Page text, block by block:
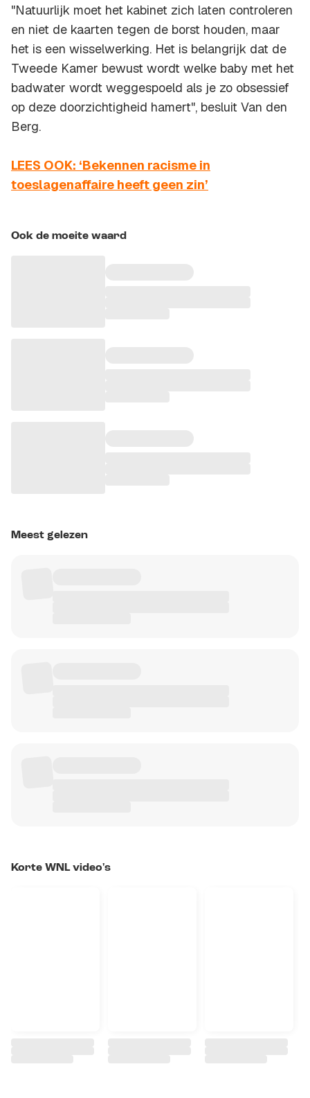
"Natuurlijk moet het kabinet zich laten controleren
en niet de kaarten tegen de borst houden, maar
het is een wisselwerking. Het is belangrijk dat de
Tweede Kamer bewust wordt welke baby met het
badwater wordt weggespoeld als je zo obsessief
op deze doorzichtigheid hamert", besluit Van den
Berg.
LEES OOK: ‘Bekennen racisme in
toeslagenaffaire heeft geen zin’
Ook de moeite waard
Meest gelezen
Korte WNL video's